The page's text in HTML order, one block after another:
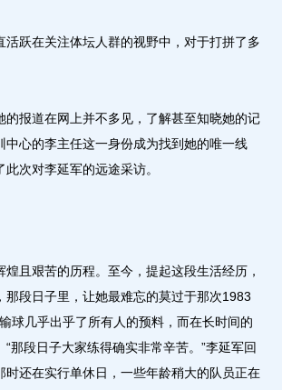
跃在关注体坛人群的视野中，对于打拼了多
报道在网上并不多见，了解甚至知晓她的记
心的李主任这一身份成为找到她的唯一线
次对李延军的远途采访。
艰苦的历程。至今，提起这段生活经历，
段日子里，让她最难忘的莫过于那次1983
球几乎出乎了所有人的预料，而在长时间的
那段日子大家练得确实非常辛苦。”李延军回
还在实行单休日，一些年龄稍大的队员正在